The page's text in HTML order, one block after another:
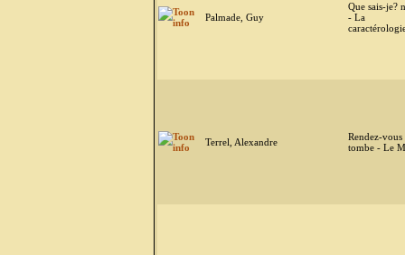
Palmade, Guy
Que sais-je?
- La
Terrel, Alexandre
Rendez-vous
tombe - Le